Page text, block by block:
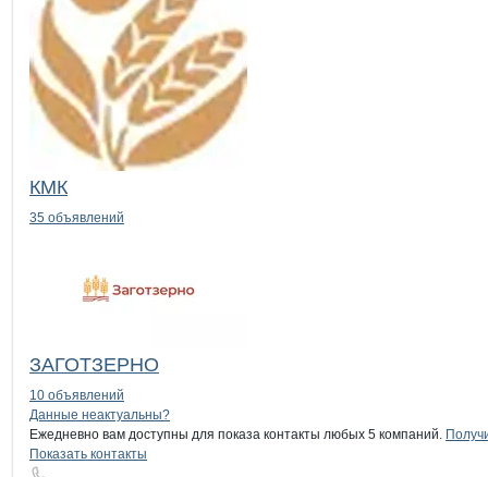
КМК
35 объявлений
ЗАГОТЗЕРНО
10 объявлений
Контактыкомпании
+7(800)000-00-..
Данные неактуальны?
Ежедневно вам доступны для показа контакты любых 5 компаний.
Показать контакты